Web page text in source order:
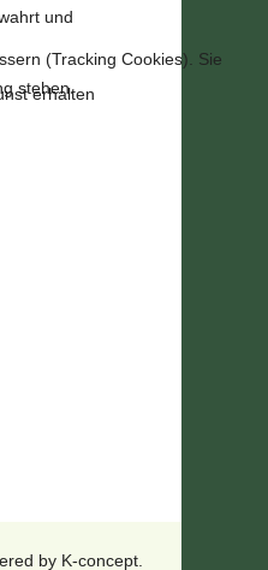
und
erhalten
by K-concept
(Tracking Cookies). Sie
stehen.